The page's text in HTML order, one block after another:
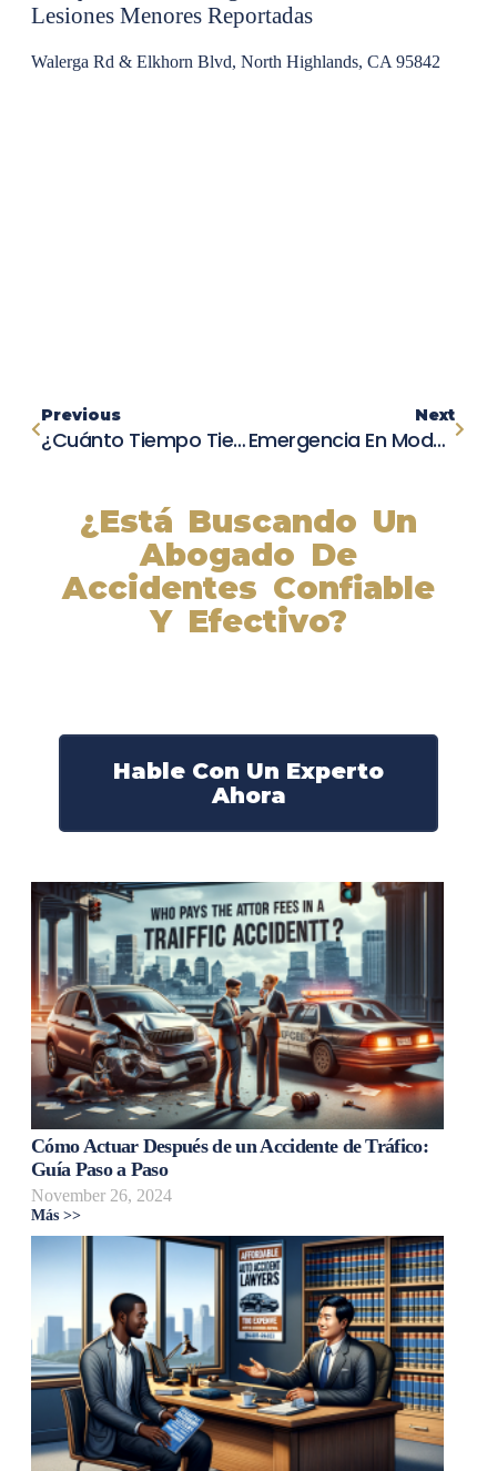
Lesiones Menores Reportadas
Walerga Rd & Elkhorn Blvd, North Highlands, CA 95842
Previous
¿Cuánto Tiempo Tiene La Compañía De Seguro Para Arreglar Un Auto?
Next
Emergencia En Modesto: Choque En Cheyenne Way Y Doheny Way Con Posibles Heridos
¿Está Buscando Un
Abogado De
Accidentes Confiable
Y Efectivo?
Hable Con Un Experto
Ahora
Cómo Actuar Después de un Accidente de Tráfico:
Guía Paso a Paso
November 26, 2024
Más >>